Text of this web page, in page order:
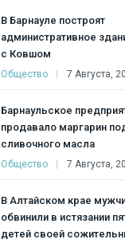
В Барнауле построят
административное
с Ковшом
Общество 7 Августа,
Барнаульское
продавало маргарин
сливочного масла
Общество 7 Августа,
В Алтайском крае
обвинили в истязании
детей своей